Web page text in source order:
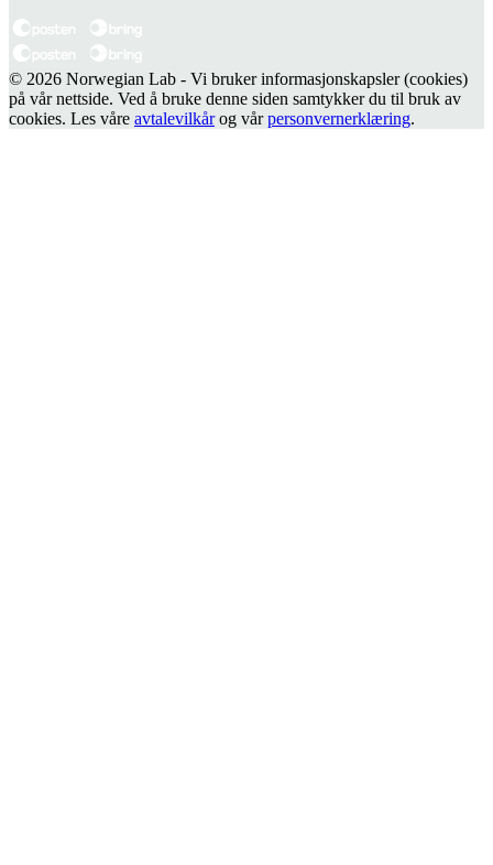
© 2026 Norwegian Lab - Vi bruker informasjonskapsler (cookies)
på vår nettside. Ved å bruke denne siden samtykker du til bruk av
cookies. Les våre avtalevilkårog vårpersonvernerklæring.